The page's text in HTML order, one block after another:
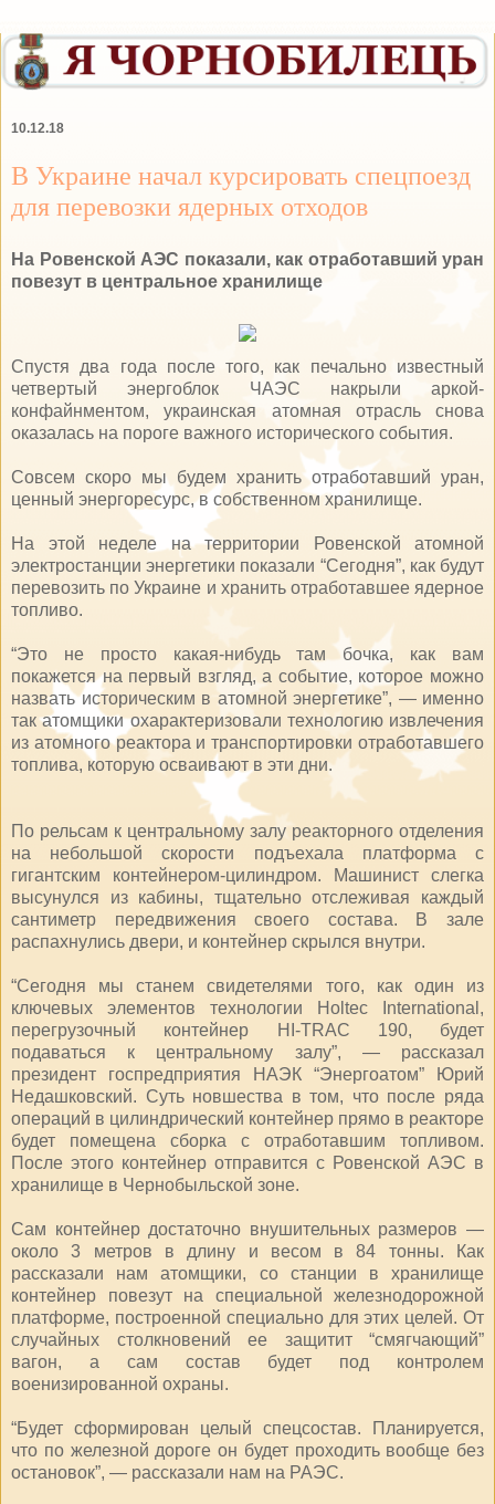
10.12.18
В Украине начал курсировать спецпоезд
для перевозки ядерных отходов
На Ровенской АЭС показали, как отработавший уран
повезут в центральное хранилище
Спустя два года после того, как печально известный
четвертый энергоблок ЧАЭС накрыли аркой-
конфайнментом, украинская атомная отрасль снова
оказалась на пороге важного исторического события.
Совсем скоро мы будем хранить отработавший уран,
ценный энергоресурс, в собственном хранилище.
На этой неделе на территории Ровенской атомной
электростанции энергетики показали “Сегодня”, как будут
перевозить по Украине и хранить отработавшее ядерное
топливо.
“Это не просто какая-нибудь там бочка, как вам
покажется на первый взгляд, а событие, которое можно
назвать историческим в атомной энергетике”, — именно
так атомщики охарактеризовали технологию извлечения
из атомного реактора и транспортировки отработавшего
топлива, которую осваивают в эти дни.
По рельсам к центральному залу реакторного отделения
на небольшой скорости подъехала платформа с
гигантским контейнером-цилиндром. Машинист слегка
высунулся из кабины, тщательно отслеживая каждый
сантиметр передвижения своего состава. В зале
распахнулись двери, и контейнер скрылся внутри.
“Сегодня мы станем свидетелями того, как один из
ключевых элементов технологии Нoltec International,
перегрузочный контейнер HI-TRAC 190, будет
подаваться к центральному залу”, — рассказал
президент госпредприятия НАЭК “Энергоатом” Юрий
Недашковский. Суть новшества в том, что после ряда
операций в цилиндрический контейнер прямо в реакторе
будет помещена сборка с отработавшим топливом.
После этого контейнер отправится с Ровенской АЭС в
хранилище в Чернобыльской зоне.
Сам контейнер достаточно внушительных размеров —
около 3 метров в длину и весом в 84 тонны. Как
рассказали нам атомщики, со станции в хранилище
контейнер повезут на специальной железнодорожной
платформе, построенной специально для этих целей. От
случайных столкновений ее защитит “смягчающий”
вагон, а сам состав будет под контролем
военизированной охраны.
“Будет сформирован целый спецсостав. Планируется,
что по железной дороге он будет проходить вообще без
остановок”, — рассказали нам на РАЭС.